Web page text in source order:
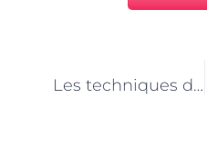
Les techniques d’animation et d’expression corporelle utilisées par les animateurs de centre de loisirs à Paris